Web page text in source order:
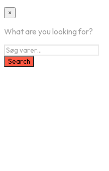
×
What are you looking for?